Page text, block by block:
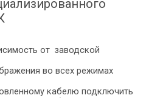
от заводской
во всех режимах
кабелю подключить